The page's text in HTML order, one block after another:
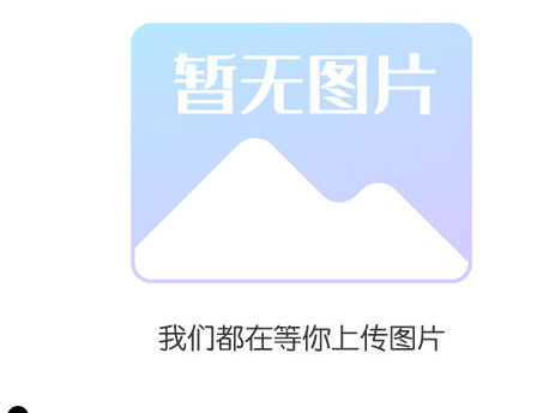
米，深度5厘
米，然后将根
段以30厘米的
株距平放于沟